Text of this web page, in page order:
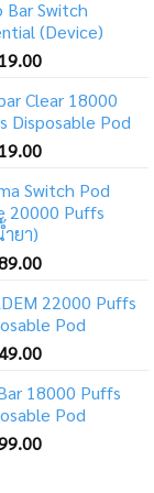
Bar Switch
(Device)
Clear 18000
Disposable Pod
Switch Pod
20000 Puffs
ยา)
22000 Puffs
Pod
18000 Puffs
Pod